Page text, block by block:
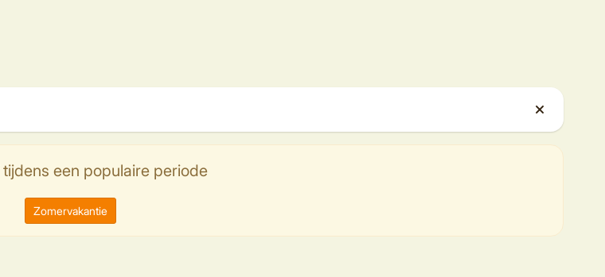
een populaire periode
Zomervakantie